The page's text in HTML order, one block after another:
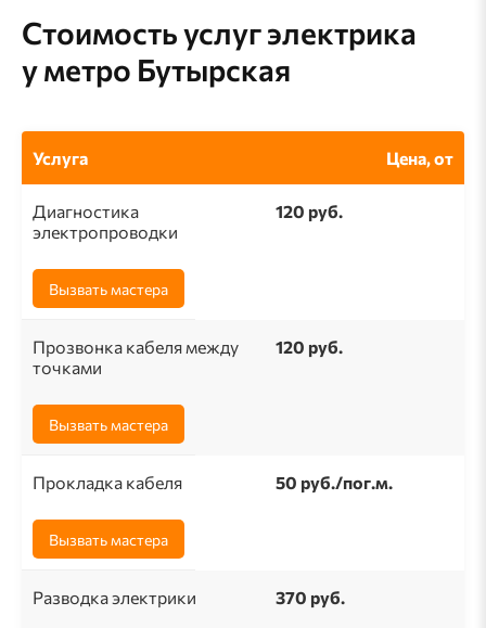
Стоимость услуг электрика
у метро Бутырская
Услуга Цена, от
Диагностика
электропроводки
120 руб.
Вызвать мастера
Прозвонка кабеля между
точками
120 руб.
Вызвать мастера
Прокладка кабеля 50 pуб./пог.м.
Вызвать мастера
Разводка электрики 370 руб.